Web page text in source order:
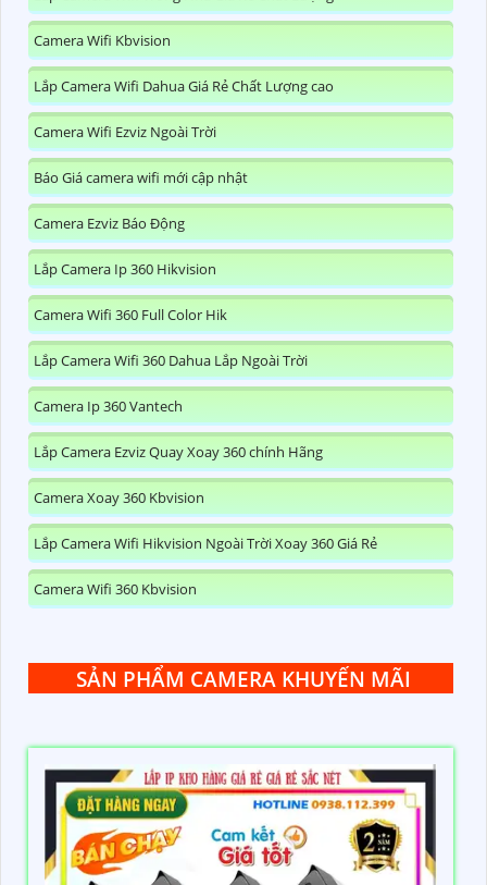
Camera Wifi Kbvision
Lắp Camera Wifi Dahua Giá Rẻ Chất Lượng cao
Camera Wifi Ezviz Ngoài Trời
Báo Giá camera wifi mới cập nhật
Camera Ezviz Báo Động
Lắp Camera Ip 360 Hikvision
Camera Wifi 360 Full Color Hik
Lắp Camera Wifi 360 Dahua Lắp Ngoài Trời
Camera Ip 360 Vantech
Lắp Camera Ezviz Quay Xoay 360 chính Hãng
Camera Xoay 360 Kbvision
Lắp Camera Wifi Hikvision Ngoài Trời Xoay 360 Giá Rẻ
Camera Wifi 360 Kbvision
SẢN PHẨM CAMERA KHUYẾN MÃI